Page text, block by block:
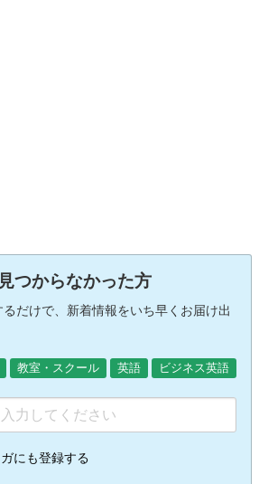
つからなかった方
だけで、新着情報をいち早くお届け出
教室・スクール 英語 ビジネス英語
にも登録する